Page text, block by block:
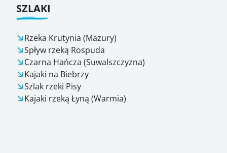
SZLAKI
Rzeka Krutynia (Mazury)
Spływ rzeką Rospuda
Czarna Hańcza (Suwalszczyzna)
Kajaki na Biebrzy
Szlak rzeki Pisy
Kajaki rzeką Łyną (Warmia)